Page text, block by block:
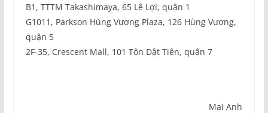
B1, TTTM Takashimaya, 65 Lê Lợi, quận 1
G1011, Parkson Hùng Vương Plaza, 126 Hùng Vương,
quận 5
2F-35, Crescent Mall, 101 Tôn Dật Tiên, quận 7
Mai Anh